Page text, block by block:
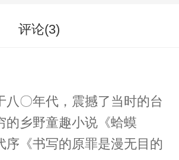
评论(3)
八〇年代，震撼了当时的台
的乡野童趣小说《蛤蟆
《书写的原罪是漫无目的